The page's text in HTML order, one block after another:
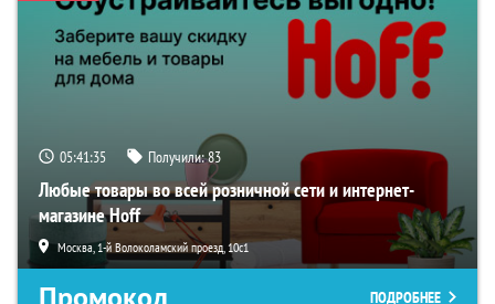
05:41:34 Получили:83
Любые товары во всей розничной сети и интернет-
магазине Hoff
Москва, 1-й Волоколамский проезд, 10с1
ПОДРОБНЕЕ